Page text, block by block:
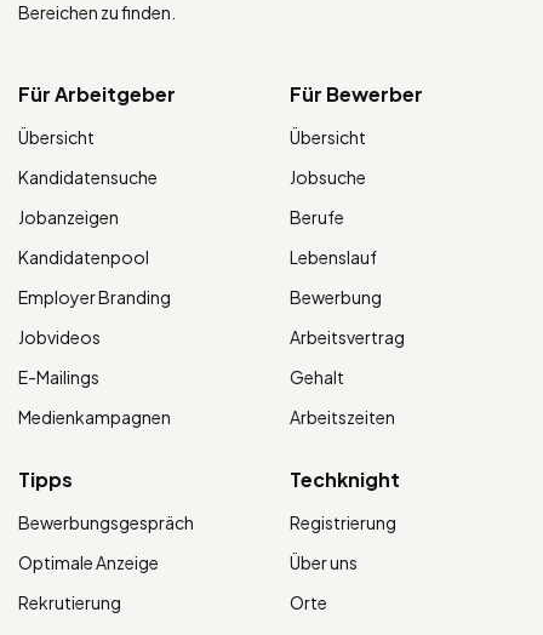
Bereichen zu finden.
Für Arbeitgeber
Übersicht
Kandidatensuche
Jobanzeigen
Kandidatenpool
Employer Branding
Jobvideos
E-Mailings
Medienkampagnen
Für Bewerber
Übersicht
Jobsuche
Berufe
Lebenslauf
Bewerbung
Arbeitsvertrag
Gehalt
Arbeitszeiten
Tipps
Bewerbungsgespräch
Optimale Anzeige
Rekrutierung
Techknight
Registrierung
Über uns
Orte